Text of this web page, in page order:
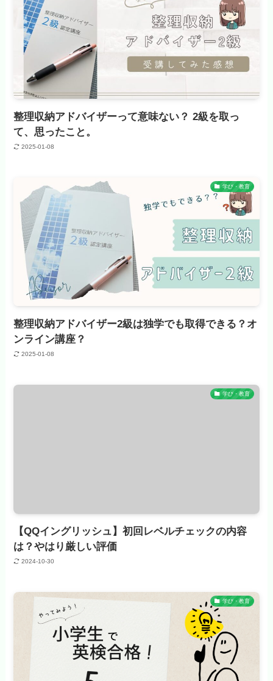
整理収納アドバイザーって意味ない？ 2級を取っ
て、思ったこと。
2025-01-08
学び・教育
整理収納アドバイザー2級は独学でも取得できる？オ
ンライン講座？
2025-01-08
学び・教育
【QQイングリッシュ】初回レベルチェックの内容
は？やはり厳しい評価
2024-10-30
学び・教育